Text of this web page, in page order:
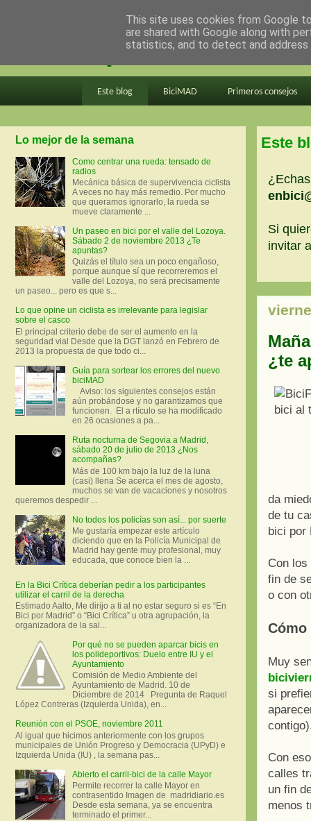
en bici por madrid
Este blog BiciMAD Primeros consejos
Este
Si
invitar
¿te
da
de tu
bici por
Con los
fin de
o con
Muy
si
Con
calles
un fin
menos
Lo mejor de la semana
Como centrar una rueda: tensado de
radios
Mecánica básica de supervivencia ciclista
A veces no hay más remedio. Por mucho
que queramos ignorarlo, la rueda se
mueve claramente ...
Un paseo en bici por el valle del Lozoya.
Sábado 2 de noviembre 2013 ¿Te
apuntas?
Quizás el título sea un poco engañoso,
porque aunque sí que recorreremos el
valle del Lozoya, no será precisamente
un paseo... pero es que s...
Lo que opine un ciclista es irrelevante para legislar
sobre el casco
El principal criterio debe de ser el aumento en la
seguridad vial Desde que la DGT lanzó en Febrero de
2013 la propuesta de que todo ci...
Guía para sortear los errores del nuevo
biciMAD
Aviso: los siguientes consejos están
aún probándose y no garantizamos que
funcionen. El a rtículo se ha modificado
en 26 ocasiones a pa...
Ruta nocturna de Segovia a Madrid,
sábado 20 de julio de 2013 ¿Nos
acompañas?
Más de 100 km bajo la luz de la luna
(casi) llena Se acerca el mes de agosto,
muchos se van de vacaciones y nosotros
queremos despedir ...
No todos los policías son así... por suerte
Me gustaría empezar este artículo
diciendo que en la Policía Municipal de
Madrid hay gente muy profesional, muy
educada, que conoce bien la ...
En la Bici Crítica deberían pedir a los participantes
utilizar el carril de la derecha
Estimado Aalto, Me dirijo a ti al no estar seguro si es “En
Bici por Madrid” o “Bici Crítica” u otra agrupación, la
organizadora de la sal...
Por qué no se pueden aparcar bicis en
los polideportivos: Duelo entre IU y el
Ayuntamiento
Comisión de Medio Ambiente del
Ayuntamiento de Madrid. 10 de
Diciembre de 2014 Pregunta de Raquel
López Contreras (Izquierda Unida), en...
Reunión con el PSOE, noviembre 2011
Al igual que hicimos anteriormente con los grupos
municipales de Unión Progreso y Democracia (UPyD) e
Izquierda Unida (IU) , la semana pas...
Abierto el carril-bici de la calle Mayor
Permite recorrer la calle Mayor en
contrasentido Imagen de madridiario.es
Desde esta semana, ya se encuentra
terminado el primer...
This site uses cookies from Google
are shared with Google along with
statistics, and to detect and address